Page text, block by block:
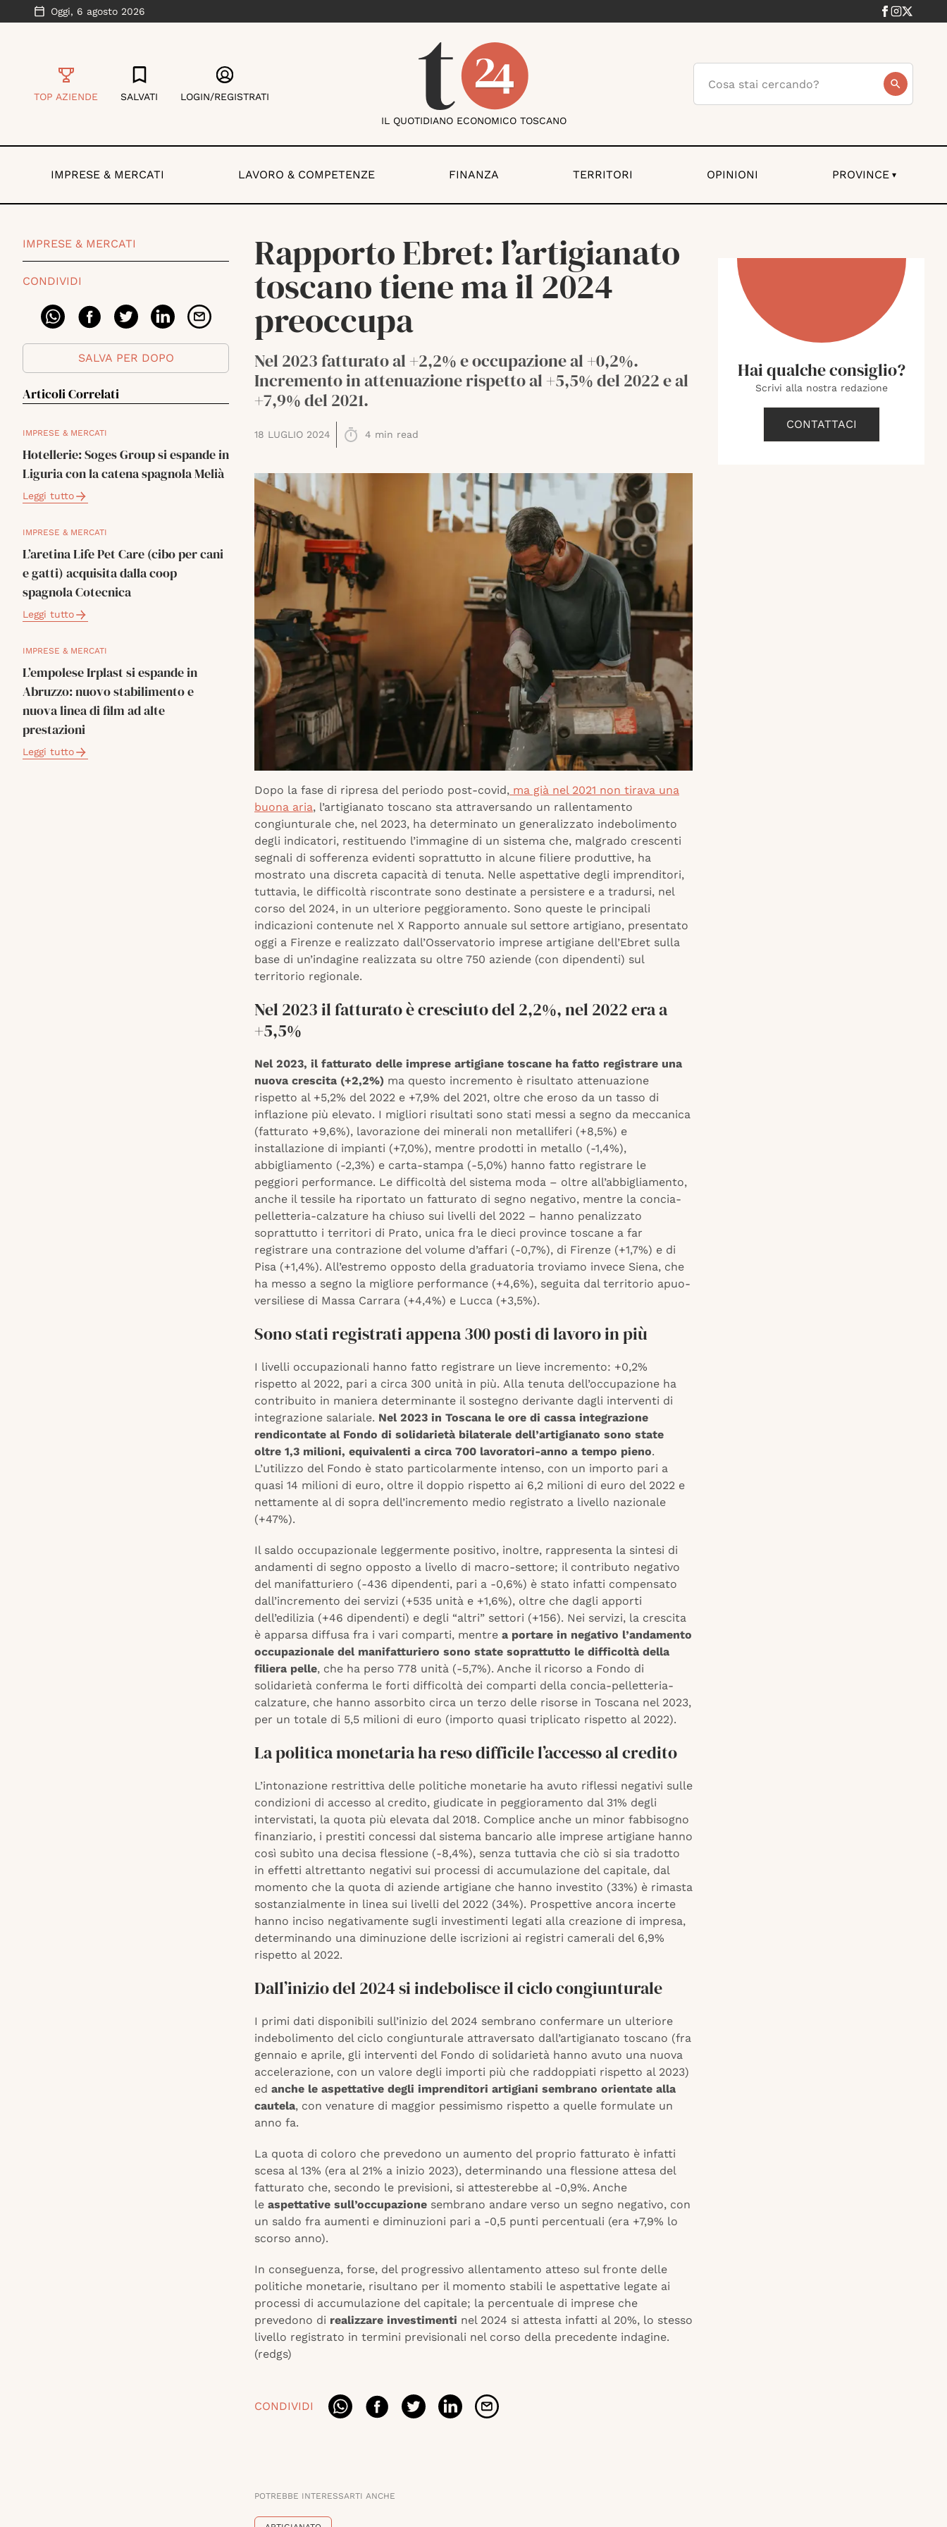
Oggi, 6 agosto 2026
TOP AZIENDE SALVATI LOGIN/REGISTRATI
IL QUOTIDIANO ECONOMICO TOSCANO
IMPRESE & MERCATI LAVORO & COMPETENZE FINANZA TERRITORI OPINIONI PROVINCE ▾
IMPRESE & MERCATI
CONDIVIDI
SALVA PER DOPO
Articoli Correlati
IMPRESE & MERCATI
Hotellerie: Soges Group si espande in
Liguria con la catena spagnola Melià
Leggi tutto
IMPRESE & MERCATI
L’aretina Life Pet Care (cibo per cani
e gatti) acquisita dalla coop
spagnola Cotecnica
Leggi tutto
IMPRESE & MERCATI
L’empolese Irplast si espande in
Abruzzo: nuovo stabilimento e
nuova linea di film ad alte
prestazioni
Leggi tutto
Rapporto Ebret: l’artigianato
toscano tiene ma il 2024
preoccupa
Nel 2023 fatturato al +2,2% e occupazione al +0,2%.
Incremento in attenuazione rispetto al +5,5% del 2022 e al
+7,9% del 2021.
18 LUGLIO 2024 4 min read
Dopo la fase di ripresa del periodo post-covid, ma già nel 2021 non tirava una
buona aria, l’artigianato toscano sta attraversando un rallentamento
congiunturale che, nel 2023, ha determinato un generalizzato indebolimento
degli indicatori, restituendo l’immagine di un sistema che, malgrado crescenti
segnali di sofferenza evidenti soprattutto in alcune filiere produttive, ha
mostrato una discreta capacità di tenuta. Nelle aspettative degli imprenditori,
tuttavia, le difficoltà riscontrate sono destinate a persistere e a tradursi, nel
corso del 2024, in un ulteriore peggioramento. Sono queste le principali
indicazioni contenute nel X Rapporto annuale sul settore artigiano, presentato
oggi a Firenze e realizzato dall’Osservatorio imprese artigiane dell’Ebret sulla
base di un’indagine realizzata su oltre 750 aziende (con dipendenti) sul
territorio regionale.
Nel 2023 il fatturato è cresciuto del 2,2%, nel 2022 era a
+5,5%
Nel 2023, il fatturato delle imprese artigiane toscane ha fatto registrare una
nuova crescita (+2,2%) ma questo incremento è risultato attenuazione
rispetto al +5,2% del 2022 e +7,9% del 2021, oltre che eroso da un tasso di
inflazione più elevato. I migliori risultati sono stati messi a segno da meccanica
(fatturato +9,6%), lavorazione dei minerali non metalliferi (+8,5%) e
installazione di impianti (+7,0%), mentre prodotti in metallo (-1,4%),
abbigliamento (-2,3%) e carta-stampa (-5,0%) hanno fatto registrare le
peggiori performance. Le difficoltà del sistema moda – oltre all’abbigliamento,
anche il tessile ha riportato un fatturato di segno negativo, mentre la concia-
pelletteria-calzature ha chiuso sui livelli del 2022 – hanno penalizzato
soprattutto i territori di Prato, unica fra le dieci province toscane a far
registrare una contrazione del volume d’affari (-0,7%), di Firenze (+1,7%) e di
Pisa (+1,4%). All’estremo opposto della graduatoria troviamo invece Siena, che
ha messo a segno la migliore performance (+4,6%), seguita dal territorio apuo-
versiliese di Massa Carrara (+4,4%) e Lucca (+3,5%).
Sono stati registrati appena 300 posti di lavoro in più
I livelli occupazionali hanno fatto registrare un lieve incremento: +0,2%
rispetto al 2022, pari a circa 300 unità in più. Alla tenuta dell’occupazione ha
contribuito in maniera determinante il sostegno derivante dagli interventi di
integrazione salariale. Nel 2023 in Toscana le ore di cassa integrazione
rendicontate al Fondo di solidarietà bilaterale dell’artigianato sono state
oltre 1,3 milioni, equivalenti a circa 700 lavoratori-anno a tempo pieno.
L’utilizzo del Fondo è stato particolarmente intenso, con un importo pari a
quasi 14 milioni di euro, oltre il doppio rispetto ai 6,2 milioni di euro del 2022 e
nettamente al di sopra dell’incremento medio registrato a livello nazionale
(+47%).
Il saldo occupazionale leggermente positivo, inoltre, rappresenta la sintesi di
andamenti di segno opposto a livello di macro-settore; il contributo negativo
del manifatturiero (-436 dipendenti, pari a -0,6%) è stato infatti compensato
dall’incremento dei servizi (+535 unità e +1,6%), oltre che dagli apporti
dell’edilizia (+46 dipendenti) e degli “altri” settori (+156). Nei servizi, la crescita
è apparsa diffusa fra i vari comparti, mentre a portare in negativo l’andamento
occupazionale del manifatturiero sono state soprattutto le difficoltà della
filiera pelle, che ha perso 778 unità (-5,7%). Anche il ricorso a Fondo di
solidarietà conferma le forti difficoltà dei comparti della concia-pelletteria-
calzature, che hanno assorbito circa un terzo delle risorse in Toscana nel 2023,
per un totale di 5,5 milioni di euro (importo quasi triplicato rispetto al 2022).
La politica monetaria ha reso difficile l’accesso al credito
L’intonazione restrittiva delle politiche monetarie ha avuto riflessi negativi sulle
condizioni di accesso al credito, giudicate in peggioramento dal 31% degli
intervistati, la quota più elevata dal 2018. Complice anche un minor fabbisogno
finanziario, i prestiti concessi dal sistema bancario alle imprese artigiane hanno
così subìto una decisa flessione (-8,4%), senza tuttavia che ciò si sia tradotto
in effetti altrettanto negativi sui processi di accumulazione del capitale, dal
momento che la quota di aziende artigiane che hanno investito (33%) è rimasta
sostanzialmente in linea sui livelli del 2022 (34%). Prospettive ancora incerte
hanno inciso negativamente sugli investimenti legati alla creazione di impresa,
determinando una diminuzione delle iscrizioni ai registri camerali del 6,9%
rispetto al 2022.
Dall’inizio del 2024 si indebolisce il ciclo congiunturale
I primi dati disponibili sull’inizio del 2024 sembrano confermare un ulteriore
indebolimento del ciclo congiunturale attraversato dall’artigianato toscano (fra
gennaio e aprile, gli interventi del Fondo di solidarietà hanno avuto una nuova
accelerazione, con un valore degli importi più che raddoppiati rispetto al 2023)
ed anche le aspettative degli imprenditori artigiani sembrano orientate alla
cautela, con venature di maggior pessimismo rispetto a quelle formulate un
anno fa.
La quota di coloro che prevedono un aumento del proprio fatturato è infatti
scesa al 13% (era al 21% a inizio 2023), determinando una flessione attesa del
fatturato che, secondo le previsioni, si attesterebbe al -0,9%. Anche
le aspettative sull’occupazione sembrano andare verso un segno negativo, con
un saldo fra aumenti e diminuzioni pari a -0,5 punti percentuali (era +7,9% lo
scorso anno).
In conseguenza, forse, del progressivo allentamento atteso sul fronte delle
politiche monetarie, risultano per il momento stabili le aspettative legate ai
processi di accumulazione del capitale; la percentuale di imprese che
prevedono di realizzare investimenti nel 2024 si attesta infatti al 20%, lo stesso
livello registrato in termini previsionali nel corso della precedente indagine.
(redgs)
CONDIVIDI
POTREBBE INTERESSARTI ANCHE
Hai qualche consiglio?
Scrivi alla nostra redazione
CONTATTACI